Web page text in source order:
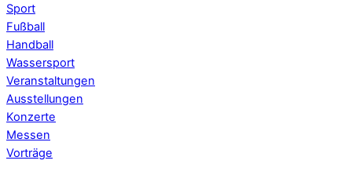
Sport
Fußball
Handball
Wassersport
Veranstaltungen
Ausstellungen
Konzerte
Messen
Vorträge